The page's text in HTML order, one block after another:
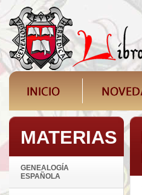
MATERIAS
GENEALOGÍA
ESPAÑOLA